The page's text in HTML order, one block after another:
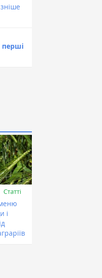
перші
Статті
і